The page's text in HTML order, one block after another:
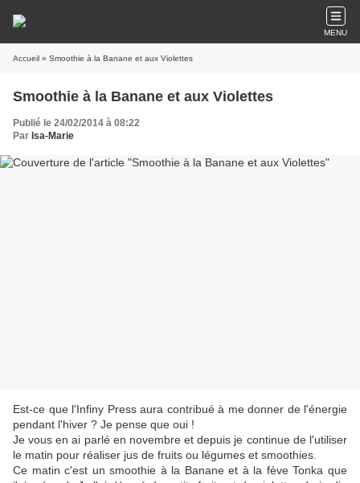
MENU
Accueil » Smoothie à la Banane et aux Violettes
Smoothie à la Banane et aux Violettes
Publié le 24/02/2014 à 08:22
Par Isa-Marie
Est-ce que l'Infiny Press aura contribué à me donner de l'énergie
pendant l'hiver ? Je pense que oui !
Je vous en ai parlé en novembre et depuis je continue de l'utiliser
le matin pour réaliser jus de fruits ou légumes et smoothies.
Ce matin c'est un smoothie à la Banane et à la fève Tonka que